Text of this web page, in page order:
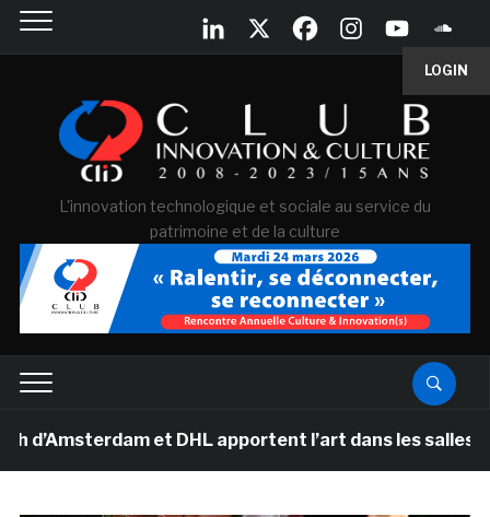
LOGIN
L'innovation technologique et sociale au service du
patrimoine et de la culture
et DHL apportent l’art dans les salles de